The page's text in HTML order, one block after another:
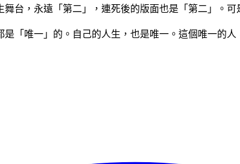
台，永遠「第二」，連死後的版面也是「第二」。可
「唯一」的。自己的人生，也是唯一。這個唯一的